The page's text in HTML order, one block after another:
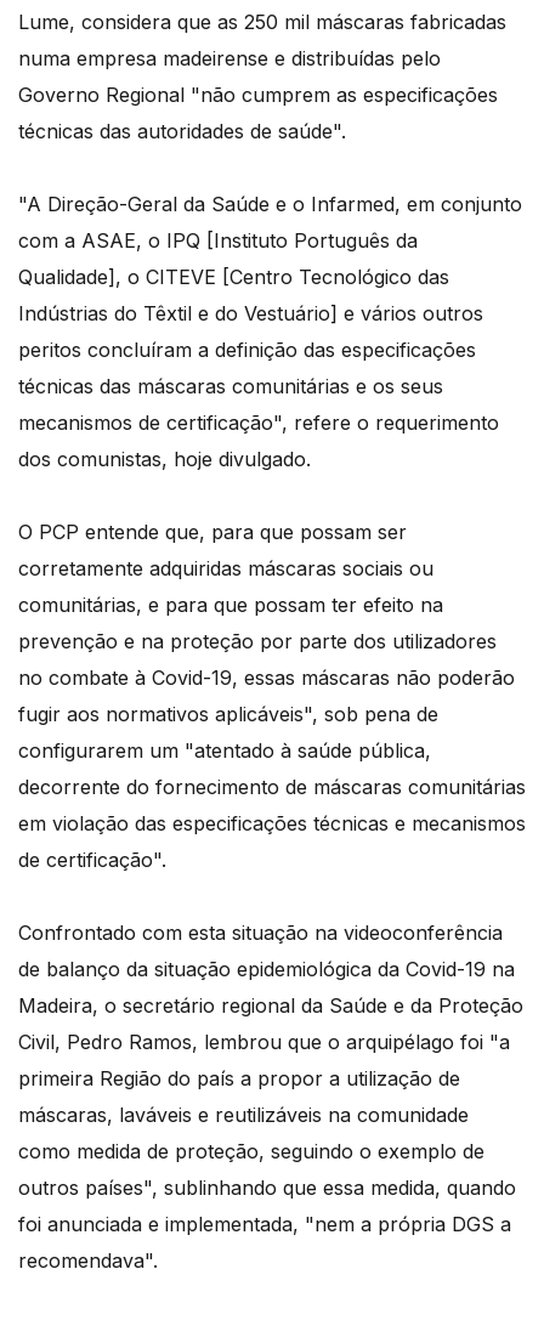
Lume, considera que as 250 mil máscaras fabricadas
numa empresa madeirense e distribuídas pelo
Governo Regional "não cumprem as especificações
técnicas das autoridades de saúde".
"A Direção-Geral da Saúde e o Infarmed, em conjunto
com a ASAE, o IPQ [Instituto Português da
Qualidade], o CITEVE [Centro Tecnológico das
Indústrias do Têxtil e do Vestuário] e vários outros
peritos concluíram a definição das especificações
técnicas das máscaras comunitárias e os seus
mecanismos de certificação", refere o requerimento
dos comunistas, hoje divulgado.
O PCP entende que, para que possam ser
corretamente adquiridas máscaras sociais ou
comunitárias, e para que possam ter efeito na
prevenção e na proteção por parte dos utilizadores
no combate à Covid-19, essas máscaras não poderão
fugir aos normativos aplicáveis", sob pena de
configurarem um "atentado à saúde pública,
decorrente do fornecimento de máscaras comunitárias
em violação das especificações técnicas e mecanismos
de certificação".
Confrontado com esta situação na videoconferência
de balanço da situação epidemiológica da Covid-19 na
Madeira, o secretário regional da Saúde e da Proteção
Civil, Pedro Ramos, lembrou que o arquipélago foi "a
primeira Região do país a propor a utilização de
máscaras, laváveis e reutilizáveis na comunidade
como medida de proteção, seguindo o exemplo de
outros países", sublinhando que essa medida, quando
foi anunciada e implementada, "nem a própria DGS a
recomendava".